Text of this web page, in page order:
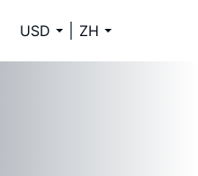
USD ZH